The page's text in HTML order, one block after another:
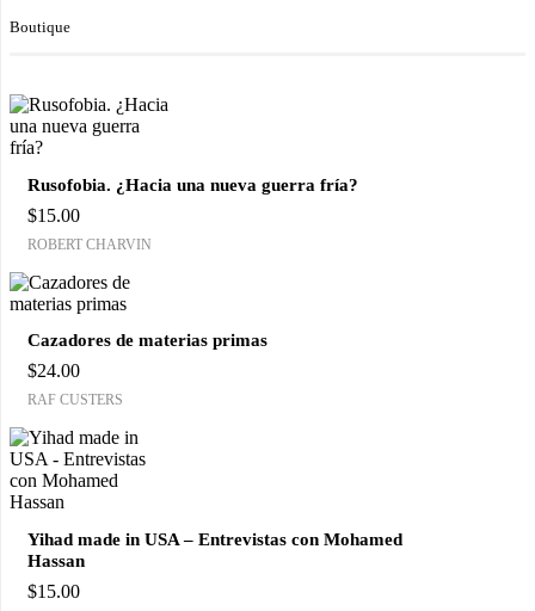
Boutique
Rusofobia. ¿Hacia una nueva guerra fría?
$15.00
ROBERT CHARVIN
Cazadores de materias primas
$24.00
RAF CUSTERS
Yihad made in USA – Entrevistas con Mohamed
Hassan
$15.00